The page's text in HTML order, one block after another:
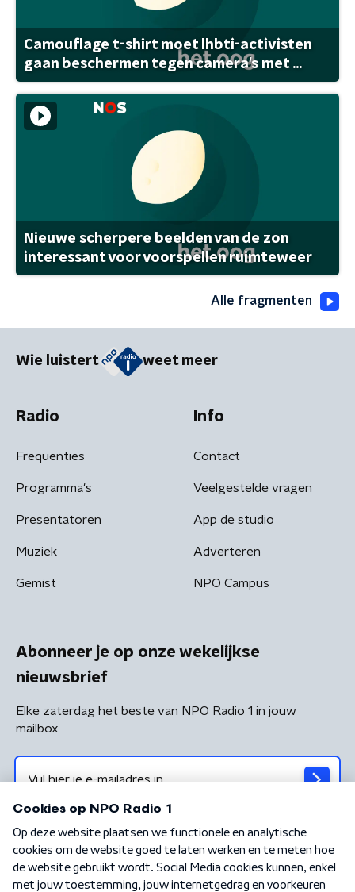
Camouflage t-shirt moet lhbti-activisten
gaan beschermen tegen camera's met ...
Nieuwe scherpere beelden van de zon
interessant voor voorspellen ruimteweer
Alle fragmenten
Wie luistert weet meer
Radio
Frequenties
Programma's
Presentatoren
Muziek
Gemist
Info
Contact
Veelgestelde vragen
App de studio
Adverteren
NPO Campus
Abonneer je op onze wekelijkse
nieuwsbrief
Elke zaterdag het beste van NPO Radio 1 in jouw
mailbox
Algemene voorwaarden